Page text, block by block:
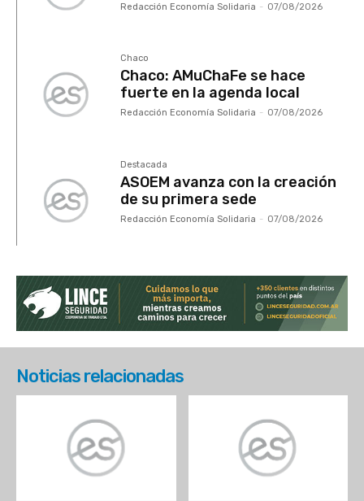
Redacción Economía Solidaria - 07/08/2026
Chaco
Chaco: AMuChaFe se hace
fuerte en la agenda local
Redacción Economía Solidaria - 07/08/2026
Destacada
ASOEM avanza con la creación
de su primera sede
Redacción Economía Solidaria - 07/08/2026
Noticias relacionadas